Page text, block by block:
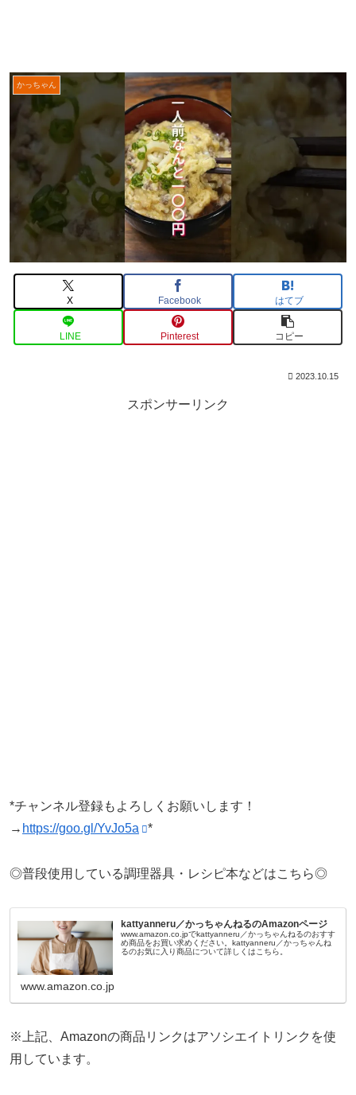
かっちゃん
X Facebook はてブ
LINE Pinterest コピー
2023.10.15
スポンサーリンク
*チャンネル登録もよろしくお願いします！
→ https://goo.gl/YvJo5a *
◎普段使用している調理器具・レシピ本などはこちら◎
kattyanneru／かっちゃんねるのAmazonページ
www.amazon.co.jpでkattyanneru／かっちゃんねるのおすす
め商品をお買い求めください。kattyanneru／かっちゃんね
るのお気に入り商品について詳しくはこちら。
www.amazon.co.jp
※上記、Amazonの商品リンクはアソシエイトリンクを使
用しています。